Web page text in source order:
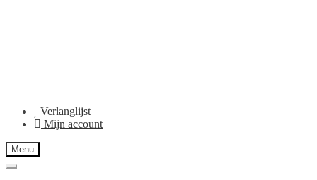
Verlanglijst
Mijn account
Menu